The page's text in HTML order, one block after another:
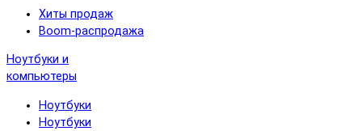
Хиты продаж
Boom-распродажа
Ноутбуки и
компьютеры
Ноутбуки
Ноутбуки